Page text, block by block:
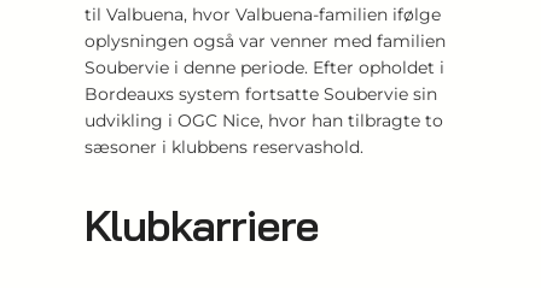
til Valbuena, hvor Valbuena-familien ifølge
oplysningen også var venner med familien
Soubervie i denne periode. Efter opholdet i
Bordeauxs system fortsatte Soubervie sin
udvikling i OGC Nice, hvor han tilbragte to
sæsoner i klubbens reservashold.
Klubkarriere